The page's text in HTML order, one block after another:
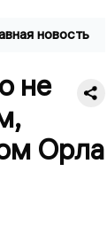
новость
не
Орла